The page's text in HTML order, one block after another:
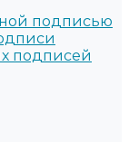
подписью
подписей